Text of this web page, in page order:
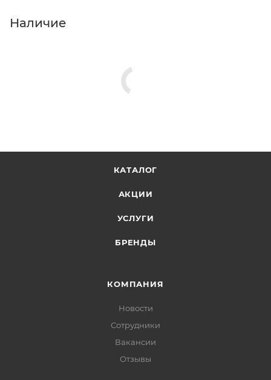
Наличие
КАТАЛОГ
АКЦИИ
УСЛУГИ
БРЕНДЫ
КОМПАНИЯ
Новости
Сотрудники
Вакансии
Отзывы